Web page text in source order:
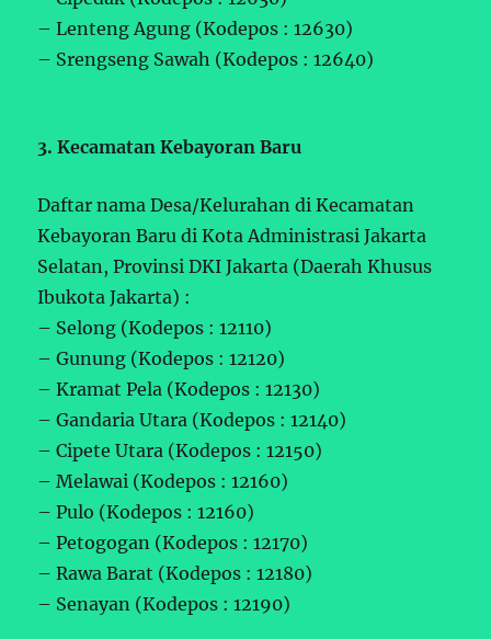
– Lenteng Agung (Kodepos : 12630)
– Srengseng Sawah (Kodepos : 12640)
3. Kecamatan Kebayoran Baru
Daftar nama Desa/Kelurahan di Kecamatan
Kebayoran Baru di Kota Administrasi Jakarta
Selatan, Provinsi DKI Jakarta (Daerah Khusus
Ibukota Jakarta) :
– Selong (Kodepos : 12110)
– Gunung (Kodepos : 12120)
– Kramat Pela (Kodepos : 12130)
– Gandaria Utara (Kodepos : 12140)
– Cipete Utara (Kodepos : 12150)
– Melawai (Kodepos : 12160)
– Pulo (Kodepos : 12160)
– Petogogan (Kodepos : 12170)
– Rawa Barat (Kodepos : 12180)
– Senayan (Kodepos : 12190)